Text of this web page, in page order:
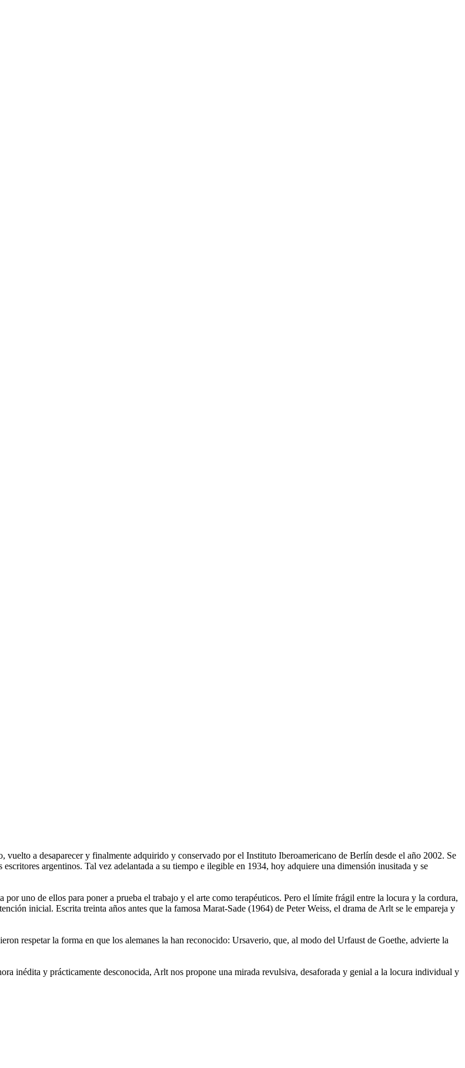
a desaparecer y finalmente adquirido y conservado por el Instituto Iberoamericano de Berlín desde el año 2002. Se
argentinos. Tal vez adelantada a su tiempo e ilegible en 1934, hoy adquiere una dimensión inusitada y se
uno de ellos para poner a prueba el trabajo y el arte como terapéuticos. Pero el límite frágil entre la locura y la cordura,
inicial. Escrita treinta años antes que la famosa Marat-Sade (1964) de Peter Weiss, el drama de Arlt se le empareja y
respetar la forma en que los alemanes la han reconocido: Ursaverio, que, al modo del Urfaust de Goethe, advierte la
inédita y prácticamente desconocida, Arlt nos propone una mirada revulsiva, desaforada y genial a la locura individual y